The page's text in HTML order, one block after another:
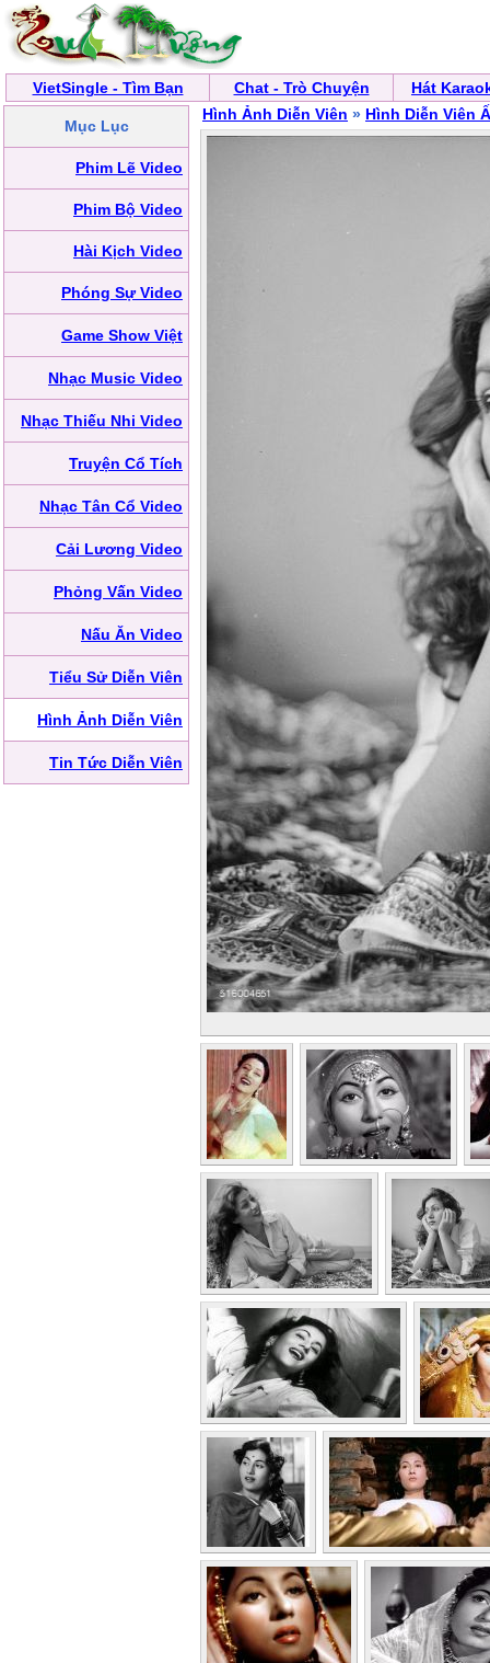
VietSingle - Tìm Bạn Chat - Trò Chuyện Hát
Mục Lục
Phim Lẽ Video
Phim Bộ Video
Hài Kịch Video
Phóng Sự Video
Game Show Việt
Nhạc Music Video
Nhạc Thiếu Nhi Video
Truyện Cổ Tích
Nhạc Tân Cổ Video
Cải Lương Video
Phỏng Vấn Video
Nấu Ăn Video
Tiểu Sử Diễn Viên
Hình Ảnh Diễn Viên
Tin Tức Diễn Viên
Hình Ảnh Diễn Viên » Hình Diễn Viên